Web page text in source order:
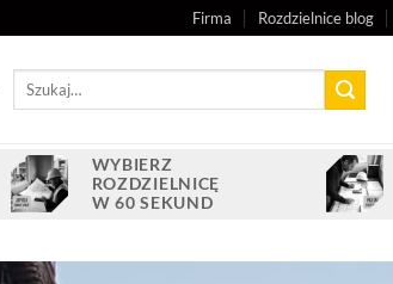
Firma Rozdzielnice blog
Szukaj:
WYBIERZ
ROZDZIELNICĘ
W 60 SEKUND